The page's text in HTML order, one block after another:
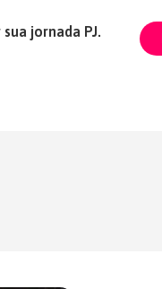
jornada PJ.